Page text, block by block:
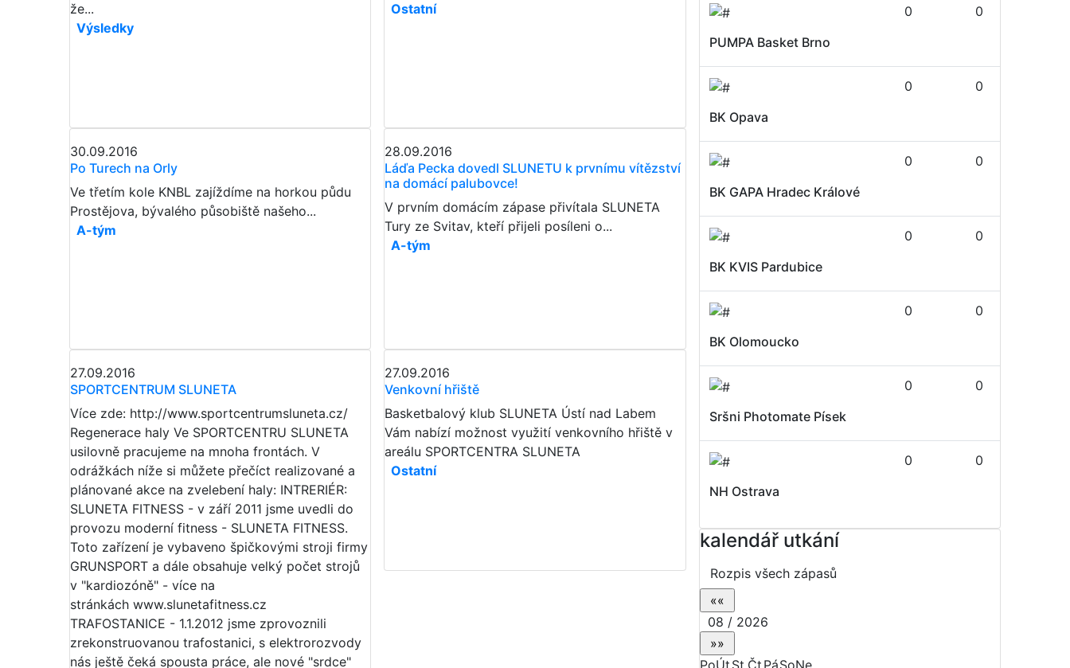
že...
Výsledky
Ostatní
30.09.2016
Po Turech na Orly
Ve třetím kole KNBL zajíždíme na horkou půdu
Prostějova, bývalého působiště našeho...
A-tým
28.09.2016
Láďa Pecka dovedl SLUNETU k prvnímu vítězství
na domácí palubovce!
V prvním domácím zápase přivítala SLUNETA
Tury ze Svitav, kteří přijeli posíleni o...
A-tým
27.09.2016
SPORTCENTRUM SLUNETA
Více zde: http://www.sportcentrumsluneta.cz/
Regenerace haly Ve SPORTCENTRU SLUNETA
usilovně pracujeme na mnoha frontách. V
odrážkách níže si můžete přečíct realizované a
plánované akce na zvelebení haly: INTRERIÉR:
SLUNETA FITNESS - v září 2011 jsme uvedli do
provozu moderní fitness - SLUNETA FITNESS.
Toto zařízení je vybaveno špičkovými stroji firmy
GRUNSPORT a dále obsahuje velký počet strojů
v "kardiozóně" - více na
stránkách www.slunetafitness.cz
TRAFOSTANICE - 1.1.2012 jsme zprovoznili
zrekonstruovanou trafostanici, s elektrorozvody
nás ještě čeká spousta práce, ale nové "srdce"
27.09.2016
Venkovní hřiště
Basketbalový klub SLUNETA Ústí nad Labem
Vám nabízí možnost využití venkovního hřiště v
areálu SPORTCENTRA SLUNETA
Ostatní
PUMPA Basket Brno
0 0
BK Opava
0 0
BK GAPA Hradec Králové
0 0
BK KVIS Pardubice
0 0
BK Olomoucko
0 0
Sršni Photomate Písek
0 0
NH Ostrava
0 0
kalendář utkání
Rozpis všech zápasů
08 / 2026